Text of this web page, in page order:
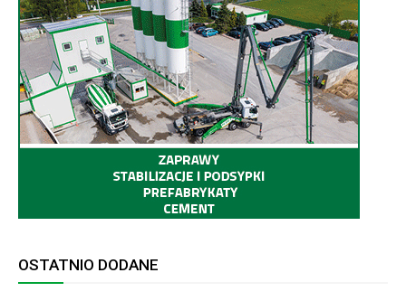
OSTATNIO DODANE